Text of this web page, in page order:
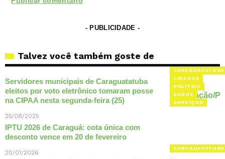
- PUBLICIDADE -
Talvez você também goste de
CARAGUATATUBA
CIDADES
POLÍTICA
SAÚDE
SERVIÇOS
Servidores municipais de Caraguatatuba
eleitos por voto eletrônico tomaram posse
na CIPAA nesta segunda-feira (25)
25/08/2025
CARAGUATATUBA
IPTU 2026 de Caraguá: cota única com
desconto vence em 20 de fevereiro
20/01/2026